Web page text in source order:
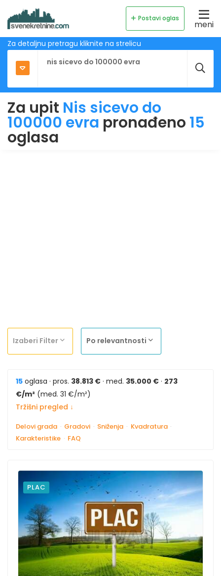
Postavi oglas
meni
Za detaljnu pretragu kliknite na strelicu
Za upit Nis sicevo do
100000 evra pronađeno 15
oglasa
Izaberi Filter Po relevantnosti
15 oglasa · pros. 38.813 € · med. 35.000 € · 273
€/m² (med. 31 €/m²)
Tržišni pregled ↓
Delovi grada · Gradovi · Sniženja · Kvadratura ·
Karakteristike · FAQ
PLAC